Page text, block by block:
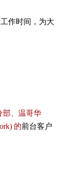
作时间，为大
部、温哥华
的前台客户